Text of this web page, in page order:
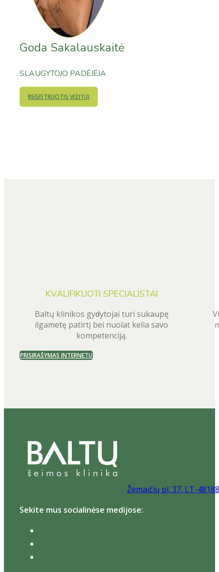
Goda Sakalauskaitė
SLAUGYTOJO PADĖJĖJA
REGISTRUOTIS VIZITUI
KVALIFIKUOTI SPECIALISTAI
Baltų klinikos gydytojai turi sukaupę
ilgametę patirtį bei nuolat kelia savo
kompetenciją.
PRISIRAŠYMAS INTERNETU
Žemaičių pl. 37, LT-
Sekite mus socialinėse medijose: